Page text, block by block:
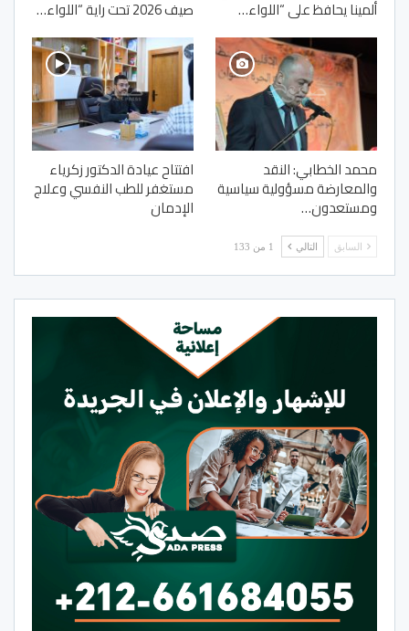
ألمينا يحافظ على “اللواء… صيف 2026 تحت راية “اللواء…
محمد الخطابي: النقد
والمعارضة مسؤولية سياسية
ومستعدون…
افتتاح عيادة الدكتور زكرياء
مستغفر للطب النفسي وعلاج
الإدمان
السابق التالي 1 من 133